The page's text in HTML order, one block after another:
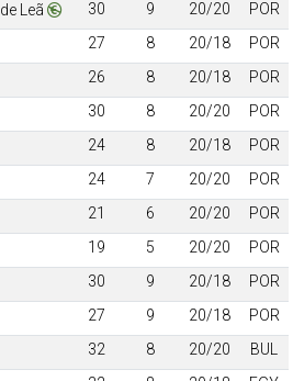
Leã 30 9 20/20
POR
27 8 20/18
POR
26 8 20/18
POR
30 8 20/20
POR
24 8 20/18
POR
24 7 20/20
POR
21 6 20/20
POR
19 5 20/20
POR
30 9 20/18
POR
27 9 20/18
POR
32 8 20/20
BUL